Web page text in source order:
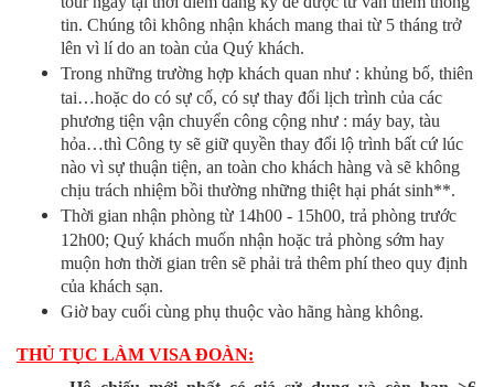
tin. Chúng tôi không nhận khách mang thai từ 5 tháng trở
lên vì lí do an toàn của Quý khách.
Trong những trường hợp khách quan như : khủng bố, thiên
tai…hoặc do có sự cố, có sự thay đổi lịch trình của các
phương tiện vận chuyển công cộng như : máy bay, tàu
hỏa…thì Công ty sẽ giữ quyền thay đổi lộ trình bất cứ lúc
nào vì sự thuận tiện, an toàn cho khách hàng và sẽ không
chịu trách nhiệm bồi thường những thiệt hại phát sinh**.
Thời gian nhận phòng từ 14h00 - 15h00, trả phòng trước
12h00; Quý khách muốn nhận hoặc trả phòng sớm hay
muộn hơn thời gian trên sẽ phải trả thêm phí theo quy định
của khách sạn.
Giờ bay cuối cùng phụ thuộc vào hãng hàng không.
THỦ TỤC LÀM VISA ĐOÀN: